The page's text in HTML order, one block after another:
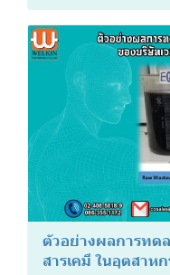
ตัวอย่างผลการทด
สารเคมี ในอุตสาห